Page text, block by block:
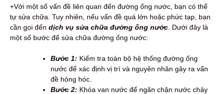
+Với một số vấn đề liên quan đến đường ống nước, bạn có thể
tự sửa chữa. Tuy nhiên, nếu vấn đề quá lớn hoặc phức tạp, bạn
cần gọi đến dịch vụ sửa chữa đường ống nước . Dưới đây là
một số bước để sửa chữa đường ống nước:
Bước 1: Kiểm tra toàn bộ hệ thống đường ống
nước để xác định vị trí và nguyên nhân gây ra vấn
đề hỏng hóc.
Bước 2: Khóa van nước để ngăn chặn nước chảy